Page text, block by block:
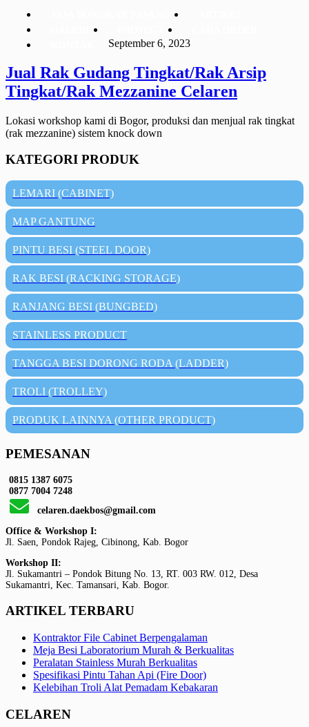
September 6, 2023
Jual Rak Gudang Tingkat/Rak Arsip
Tingkat/Rak Mezzanine Celaren
Lokasi workshop kami di Bogor, produksi dan menjual rak tingkat
(rak mezzanine) sistem knock down
KATEGORI PRODUK
LEMARI (CABINET)
MAP GANTUNG
PINTU BESI (STEEL DOOR)
RAK BESI (RACKING STORAGE)
RANJANG BESI (BUNGBED)
STAINLESS PRODUCT
TANGGA BESI DORONG RODA (LADDER)
TROLI (TROLLEY)
PRODUK LAINNYA (OTHER PRODUCT)
PEMESANAN
0815 1387 6075
0877 7004 7248
celaren.daekbos@gmail.com
Office & Workshop I:
Jl. Saen, Pondok Rajeg, Cibinong, Kab. Bogor
Workshop II:
Jl. Sukamantri – Pondok Bitung No. 13, RT. 003 RW. 012, Desa
Sukamantri, Kec. Tamansari, Kab. Bogor.
ARTIKEL TERBARU
Kontraktor File Cabinet Berpengalaman
Meja Besi Laboratorium Murah & Berkualitas
Peralatan Stainless Murah Berkualitas
Spesifikasi Pintu Tahan Api (Fire Door)
Kelebihan Troli Alat Pemadam Kebakaran
CELAREN